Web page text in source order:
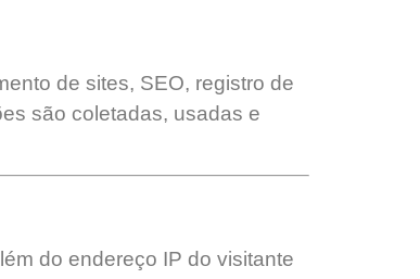
de sites, SEO, registro de
são coletadas, usadas e
do endereço IP do visitante